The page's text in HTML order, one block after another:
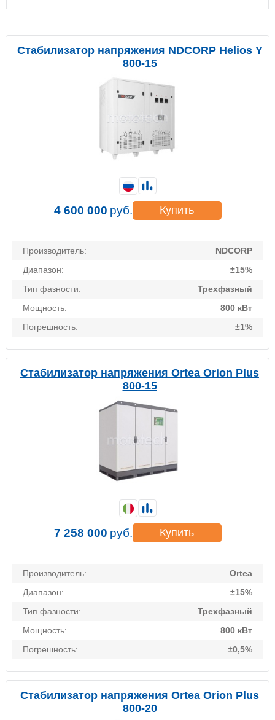
Стабилизатор напряжения NDCORP Helios Y
800-15
Производитель:
NDCORP
Диапазон:
±15%
Тип фазности:
Трехфазный
Мощность:
800 кВт
Погрешность:
±1%
4 600 000 руб. Купить
Стабилизатор напряжения Ortea Orion Plus
800-15
Производитель:
Ortea
Диапазон:
±15%
Тип фазности:
Трехфазный
Мощность:
800 кВт
Погрешность:
±0,5%
7 258 000 руб. Купить
Стабилизатор напряжения Ortea Orion Plus
800-20